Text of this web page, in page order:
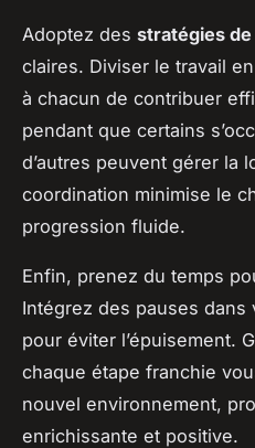
Adoptez des stratégies
claires. Diviser le travail
à chacun de contribuer
pendant que certains
d’autres peuvent gérer la
coordination minimise le
progression fluide.
Enfin, prenez du temps
Intégrez des pauses dans
pour éviter l’épuisement.
chaque étape franchie
nouvel environnement,
enrichissante et positive.